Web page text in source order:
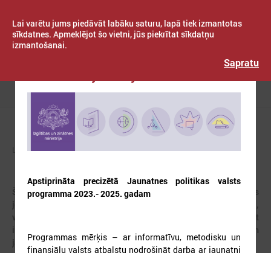
Lai varētu jums piedāvāt labāku saturu, lapā tiek izmantotas
sīkdatnes. Apmeklējot šo vietni, jūs piekrītat sīkdatņu
izmantošanai.
Sapratu
Izvēlne
NODERĪGI JAUNATNES LIETAS
Šajā sadaļā atrodama informācija par aktualitātēm jaunatnes
jomā – jaunumi, notikumi, apmācības, semināri,
videokonferences, projekti, kas attiecas vai varētu būt
interesanti pašvaldībām un pašvaldībās strādājošajiem
jaunatnes lietu speciālistiem/jaunatnes darbiniekiem.
Apstiprināta precizētā Jaunatnes politikas valsts
programma 2023.- 2025. gadam
Programmas mērķis – ar informatīvu, metodisku un
finansiālu valsts atbalstu nodrošināt darba ar jaunatni